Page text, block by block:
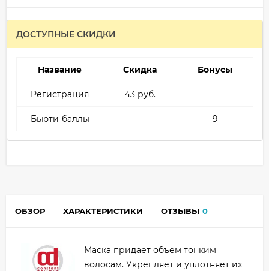
ДОСТУПНЫЕ СКИДКИ
Название Скидка Бонусы
Регистрация 43 руб.
Бьюти-баллы - 9
ОБЗОР ХАРАКТЕРИСТИКИ ОТЗЫВЫ 0
Маска придает объем тонким
волосам. Укрепляет и уплотняет их